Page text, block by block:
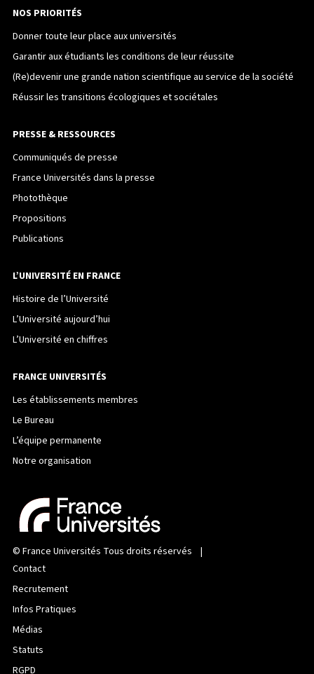
NOS PRIORITÉS
Donner toute leur place aux universités
Garantir aux étudiants les conditions de leur réussite
(Re)devenir une grande nation scientifique au service de la société
Réussir les transitions écologiques et sociétales
PRESSE & RESSOURCES
Communiqués de presse
France Universités dans la presse
Photothèque
Propositions
Publications
L’UNIVERSITÉ EN FRANCE
Histoire de l’Université
L’Université aujourd’hui
L’Université en chiffres
FRANCE UNIVERSITÉS
Les établissements membres
Le Bureau
L’équipe permanente
Notre organisation
© France Universités Tous droits réservés |
Contact
Recrutement
Infos Pratiques
Médias
Statuts
RGPD